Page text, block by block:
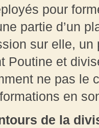
pour
partie d’un
sur elle,
Poutine et
ne pas le
en
de la